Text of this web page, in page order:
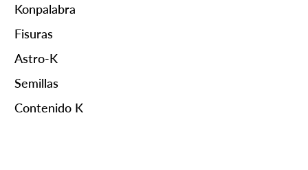
Konpalabra
Fisuras
Astro-K
Semillas
Contenido K